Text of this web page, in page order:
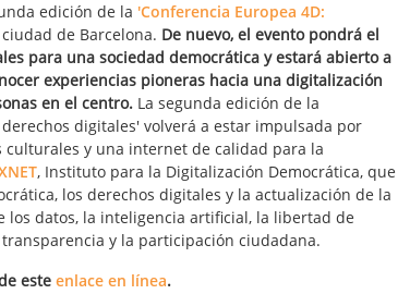
edición de la 'Conferencia Europea 4D:
de Barcelona. De nuevo, el evento pondrá el
para una sociedad democrática y estará abierto a
experiencias pioneras hacia una digitalización
en el centro. La segunda edición de la
digitales' volverá a estar impulsada por
y una internet de calidad para la
, Instituto para la Digitalización Democrática, que
los derechos digitales y la actualización de la
los datos, la inteligencia artificial, la libertad de
y la participación ciudadana.
este enlace en línea.